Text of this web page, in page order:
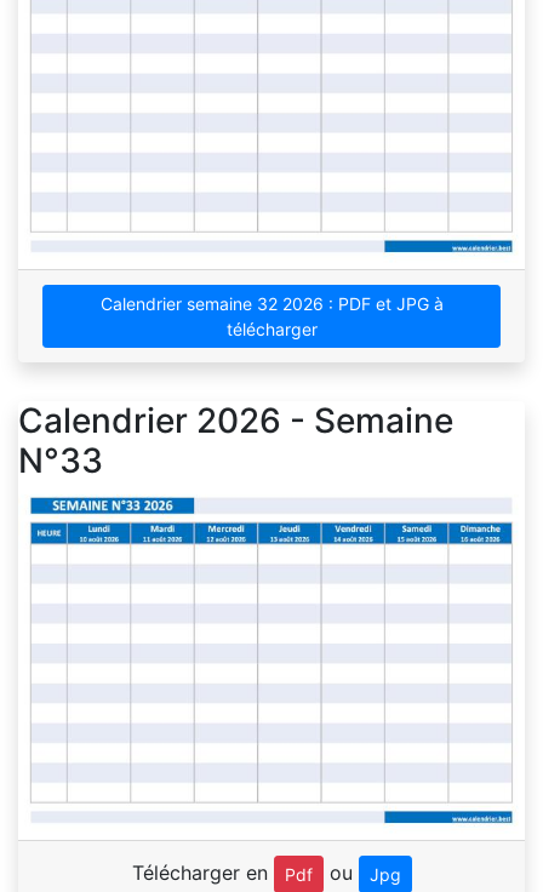
Calendrier semaine 32 2026 : PDF et JPG à
télécharger
Calendrier 2026 - Semaine
N°33
Télécharger en Pdf ou Jpg